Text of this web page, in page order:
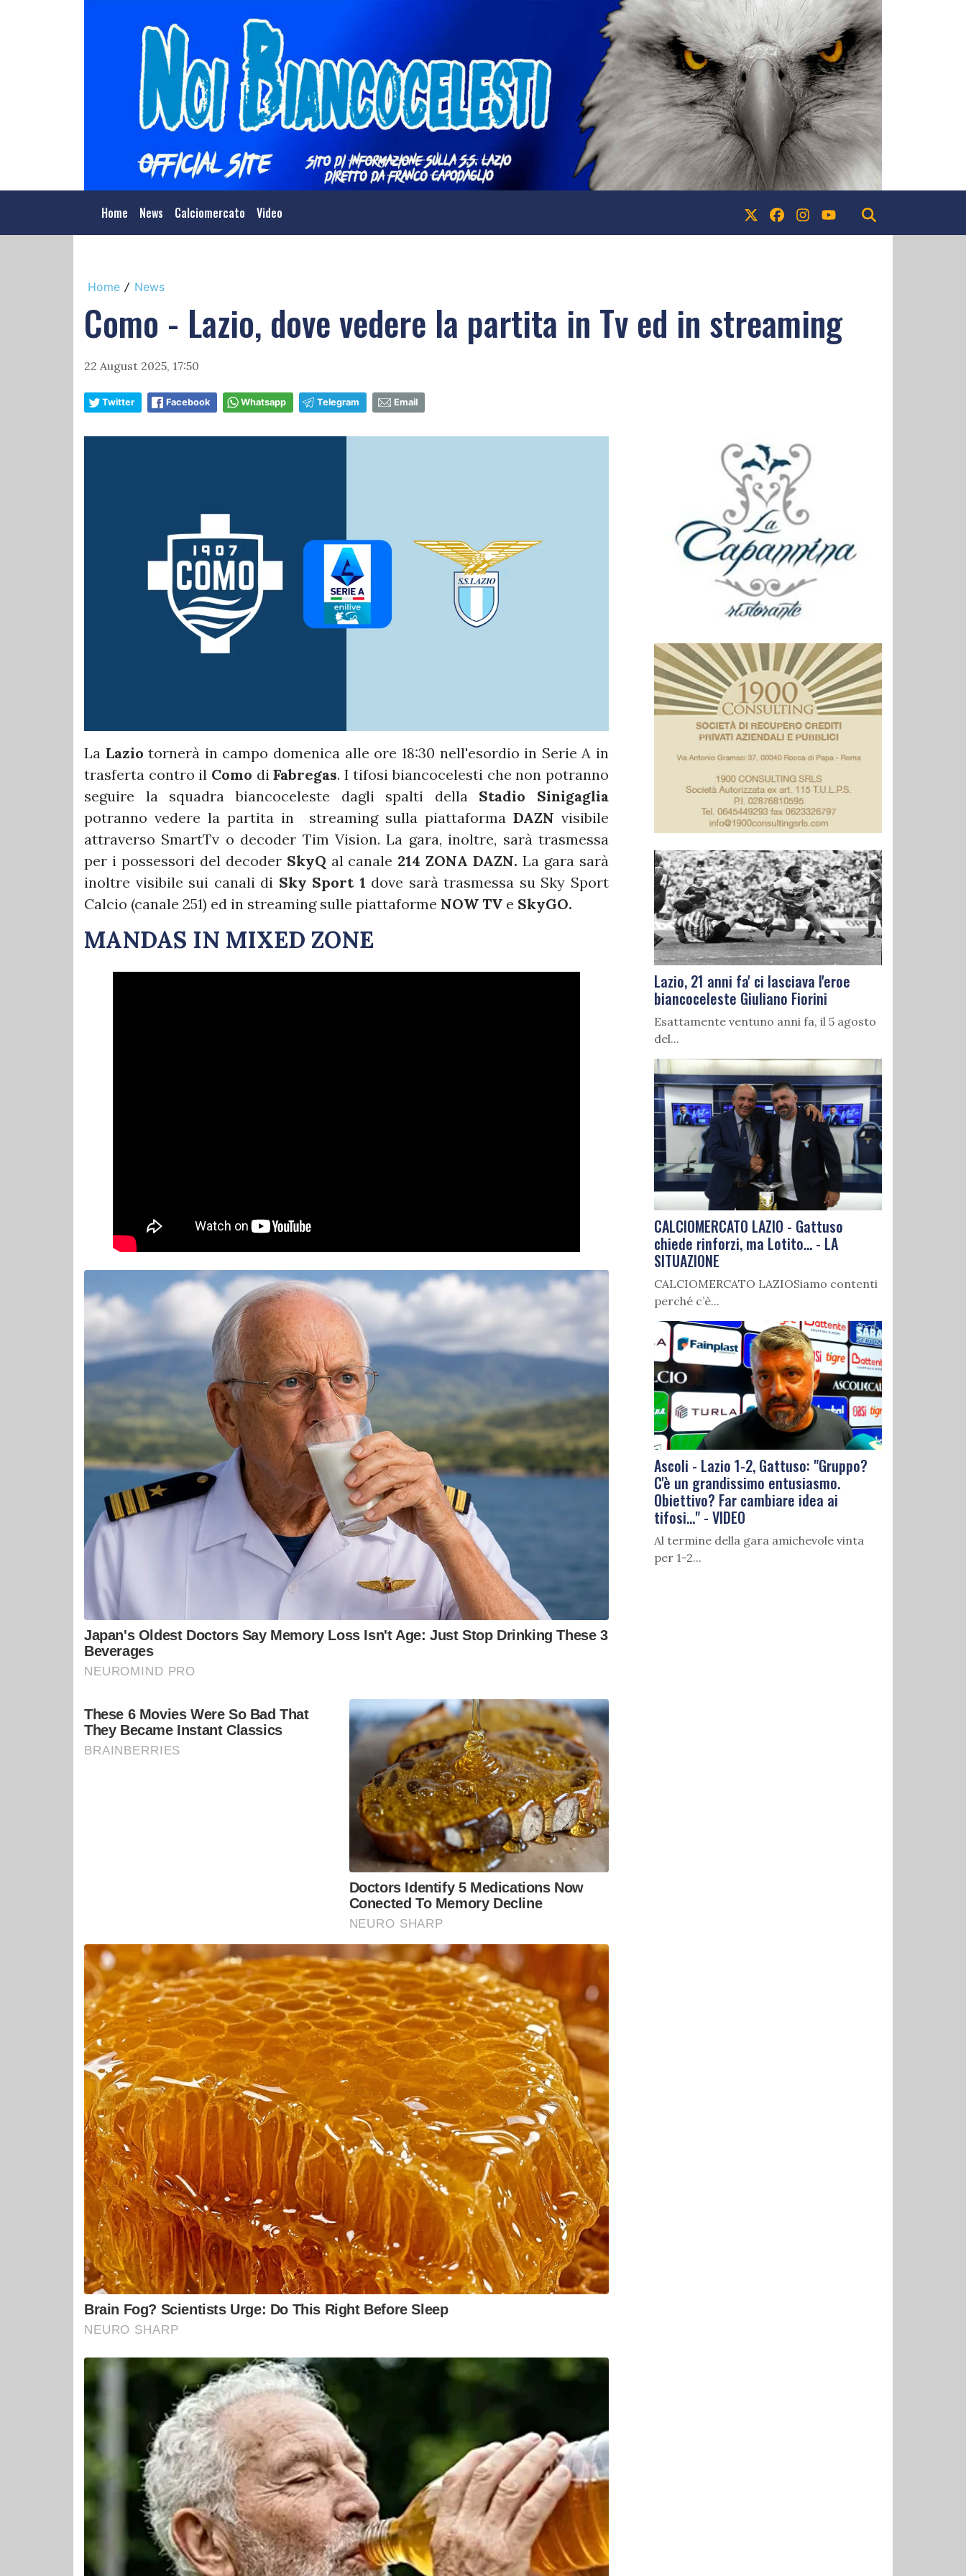
Home News Calciomercato Video
Home / News
Como - Lazio, dove vedere la partita in Tv ed in streaming
22 August 2025, 17:50
Twitter Facebook Whatsapp Telegram Email
La Laziotornerà in campo domenica alle ore 18:30 nell'esordio in Serie A in
trasferta contro il Como diFabregas. I tifosi biancocelesti che non potranno
seguire la squadra biancoceleste dagli spalti della Stadio Sinigaglia
potranno vedere la partita in streaming sulla piattaforma DAZNvisibile
attraverso SmartTv o decoder Tim Vision. La gara, inoltre, sarà trasmessa
per i possessori del decoder SkyQ al canale 214 ZONA DAZN. La gara sarà
inoltre visibile sui canali di Sky Sport 1 dove sarà trasmessa su Sky Sport
Calcio (canale 251) ed in streaming sulle piattaforme NOW TV e SkyGO.
MANDAS IN MIXED ZONE
Lazio, 21 anni fa' ci lasciava l'eroe
biancoceleste Giuliano Fiorini
Esattamente ventuno anni fa, il 5 agosto
del...
CALCIOMERCATO LAZIO - Gattuso
chiede rinforzi, ma Lotito... - LA
SITUAZIONE
CALCIOMERCATO LAZIOSiamo contenti
perché c’è...
Ascoli - Lazio 1-2, Gattuso: "Gruppo?
C'è un grandissimo entusiasmo.
Obiettivo? Far cambiare idea ai
tifosi..." - VIDEO
Al termine della gara amichevole vinta
per 1-2...